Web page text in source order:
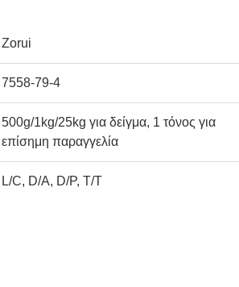
Zorui
7558-79-4
500g/1kg/25kg για δείγμα, 1 τόνος για
επίσημη παραγγελία
L/C, D/A, D/P, T/T